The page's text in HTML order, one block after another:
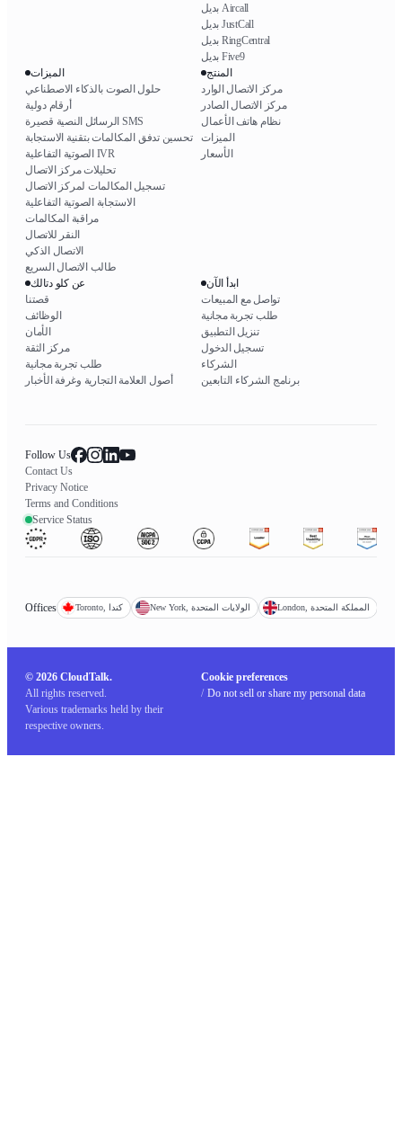
بديل Aircall
بديل JustCall
بديل RingCentral
بديل Five9
الميزات
حلول الصوت بالذكاء الاصطناعي
أرقام دولية
الرسائل النصية قصيرة SMS
تحسين تدفق المكالمات بتقنية الاستجابة
الصوتية التفاعلية IVR
تحليلات مركز الاتصال
تسجيل المكالمات لمركز الاتصال
الاستجابة الصوتية التفاعلية
مراقبة المكالمات
النقر للاتصال
الاتصال الذكي
طالب الاتصال السريع
المنتج
مركز الاتصال الوارد
مركز الاتصال الصادر
نظام هاتف الأعمال
الميزات
الأسعار
عن كلو دتالك
قصتنا
الوظائف
الأمان
مركز الثقة
طلب تجربة مجانية
أصول العلامة التجارية وغرفة الأخبار
ابدأ الآن
تواصل مع المبيعات
طلب تجربة مجانية
تنزيل التطبيق
تسجيل الدخول
الشركاء
برنامج الشركاء التابعين
Follow Us
Contact Us
Privacy Notice
Terms and Conditions
Service Status
Offices Toronto, كندا New York, الولايات المتحدة London, المملكة المتحدة
© 2026 CloudTalk.
All rights reserved.
Various trademarks held by their
respective owners.
Cookie preferences
/ Do not sell or share my personal data